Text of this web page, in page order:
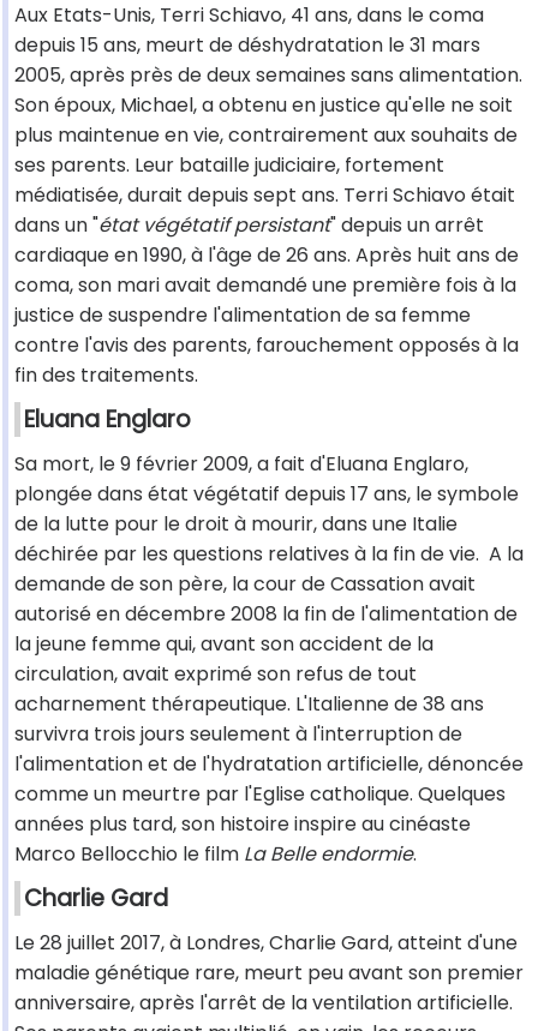
Aux Etats-Unis, Terri Schiavo, 41 ans, dans le coma
depuis 15 ans, meurt de déshydratation le 31 mars
2005, après près de deux semaines sans alimentation.
Son époux, Michael, a obtenu en justice qu'elle ne soit
plus maintenue en vie, contrairement aux souhaits de
ses parents. Leur bataille judiciaire, fortement
médiatisée, durait depuis sept ans. Terri Schiavo était
dans un "état végétatif persistant" depuis un arrêt
cardiaque en 1990, à l'âge de 26 ans. Après huit ans de
coma, son mari avait demandé une première fois à la
justice de suspendre l'alimentation de sa femme
contre l'avis des parents, farouchement opposés à la
fin des traitements.
Eluana Englaro
Sa mort, le 9 février 2009, a fait d'Eluana Englaro,
plongée dans état végétatif depuis 17 ans, le symbole
de la lutte pour le droit à mourir, dans une Italie
déchirée par les questions relatives à la fin de vie. A la
demande de son père, la cour de Cassation avait
autorisé en décembre 2008 la fin de l'alimentation de
la jeune femme qui, avant son accident de la
circulation, avait exprimé son refus de tout
acharnement thérapeutique. L'Italienne de 38 ans
survivra trois jours seulement à l'interruption de
l'alimentation et de l'hydratation artificielle, dénoncée
comme un meurtre par l'Eglise catholique. Quelques
années plus tard, son histoire inspire au cinéaste
Marco Bellocchio le film La Belle endormie.
Charlie Gard
Le 28 juillet 2017, à Londres, Charlie Gard, atteint d'une
maladie génétique rare, meurt peu avant son premier
anniversaire, après l'arrêt de la ventilation artificielle.